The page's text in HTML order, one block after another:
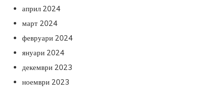
април 2024
март 2024
февруари 2024
януари 2024
декември 2023
ноември 2023